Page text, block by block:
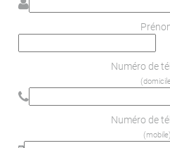
Numéro de
Numéro de
(mobile)